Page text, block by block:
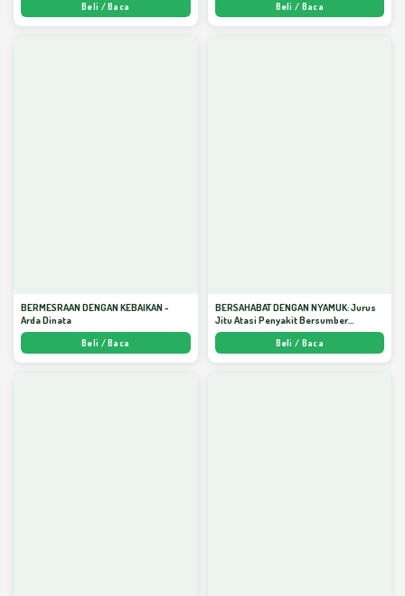
Beli / Baca Beli / Baca
BERMESRAAN DENGAN KEBAIKAN -
Arda Dinata
Beli / Baca
BERSAHABAT DENGAN NYAMUK: Jurus
Jitu Atasi Penyakit Bersumber
Nyamuk - Arda Dinata
Beli / Baca